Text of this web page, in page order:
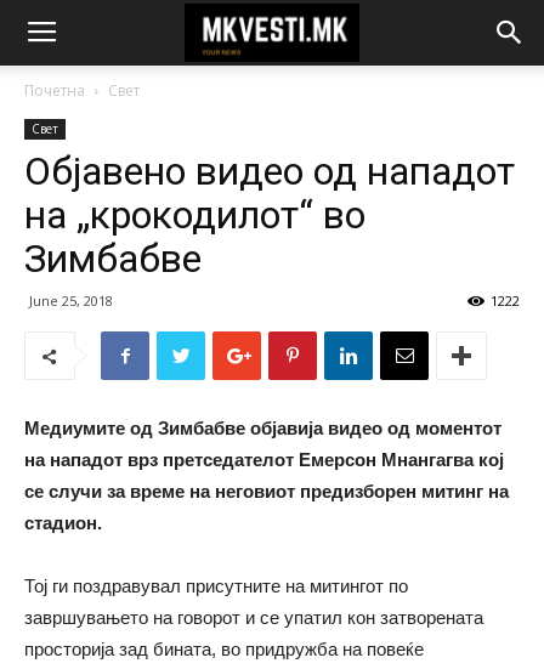
Почетна Свет
Свет
Објавено видео од нападот
на „крокодилот“ во
Зимбабве
June 25, 2018 1222
Медиумите од Зимбабве објавија видео од моментот
на нападот врз претседателот Емерсон Мнангагва кој
се случи за време на неговиот предизборен митинг на
стадион.
Тој ги поздравувал присутните на митингот по
завршувањето на говорот и се упатил кон затворената
просторија зад бината, во придружба на повеќе